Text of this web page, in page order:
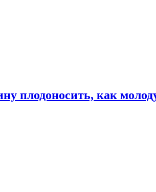
плодоносить, как